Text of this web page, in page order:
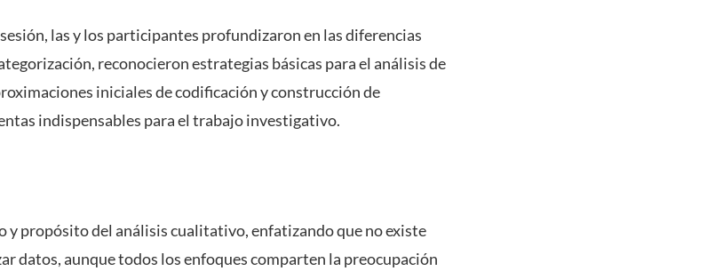
las y los participantes profundizaron en las diferencias
reconocieron estrategias básicas para el análisis de
iniciales de codificación y construcción de
indispensables para el trabajo investigativo.
y propósito del análisis cualitativo, enfatizando que no existe
datos, aunque todos los enfoques comparten la preocupación